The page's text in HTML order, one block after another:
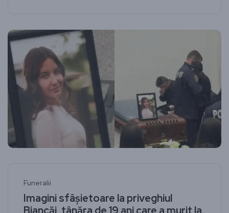
Funeralii
Imagini sfâșietoare la priveghiul